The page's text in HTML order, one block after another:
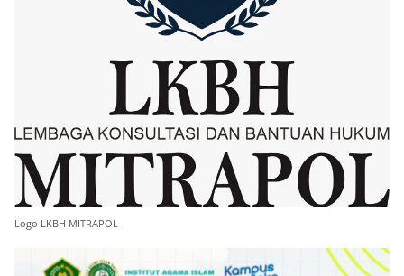
Logo LKBH MITRAPOL